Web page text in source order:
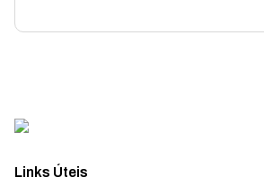
Links Úteis